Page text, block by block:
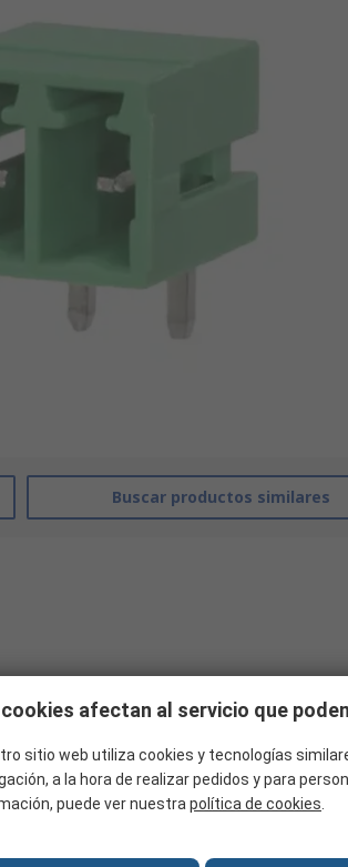
Buscar productos similares
RS Pro
afectan al servicio que
sitio web utiliza cookies y tecnologías
a la hora de realizar pedidos y para
puede ver nuestra política de cookies